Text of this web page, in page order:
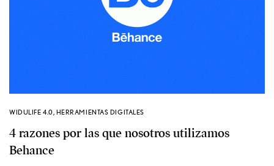
WIDULIFE 4.0, HERRAMIENTAS DIGITALES
4 razones por las que nosotros utilizamos
Behance